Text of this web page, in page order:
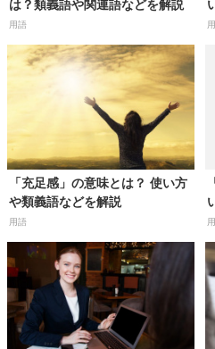
は？類義語や関連語などを解説
用語
「充足感」の意味とは？ 使い方
や類義語などを解説
用語